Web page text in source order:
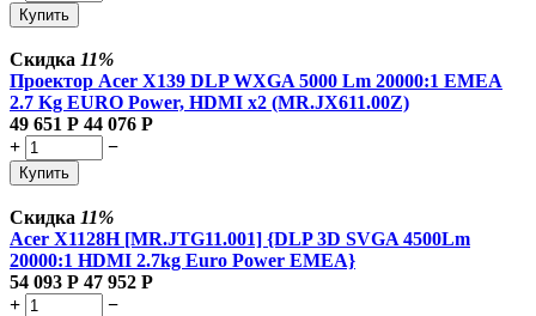
Купить
Скидка 11%
Проектор Acer X139 DLP WXGA 5000 Lm 20000:1 EMEA
2.7 Kg EURO Power, HDMI x2 (MR.JX611.00Z)
49 651 Р 44 076 Р
+
−
Купить
Скидка 11%
Acer X1128H [MR.JTG11.001] {DLP 3D SVGA 4500Lm
20000:1 HDMI 2.7kg Euro Power EMEA}
54 093 Р 47 952 Р
+
−